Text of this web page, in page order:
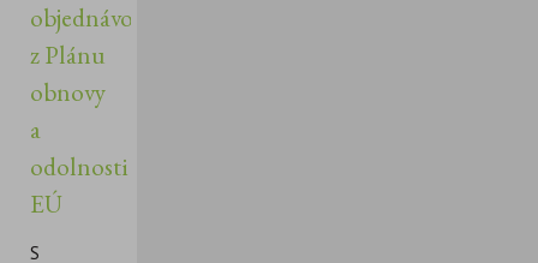
objednávok
z Plánu
obnovy
a
odolnosti
EÚ
S